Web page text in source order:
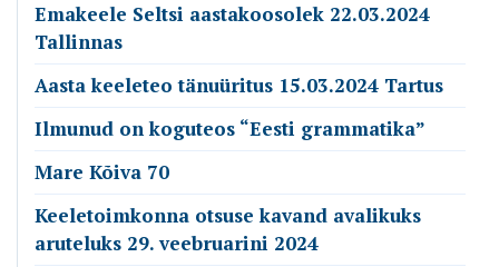
Emakeele Seltsi aastakoosolek 22.03.2024
Tallinnas
Aasta keeleteo tänuüritus 15.03.2024 Tartus
Ilmunud on koguteos “Eesti grammatika”
Mare Kõiva 70
Keeletoimkonna otsuse kavand avalikuks
aruteluks 29. veebruarini 2024